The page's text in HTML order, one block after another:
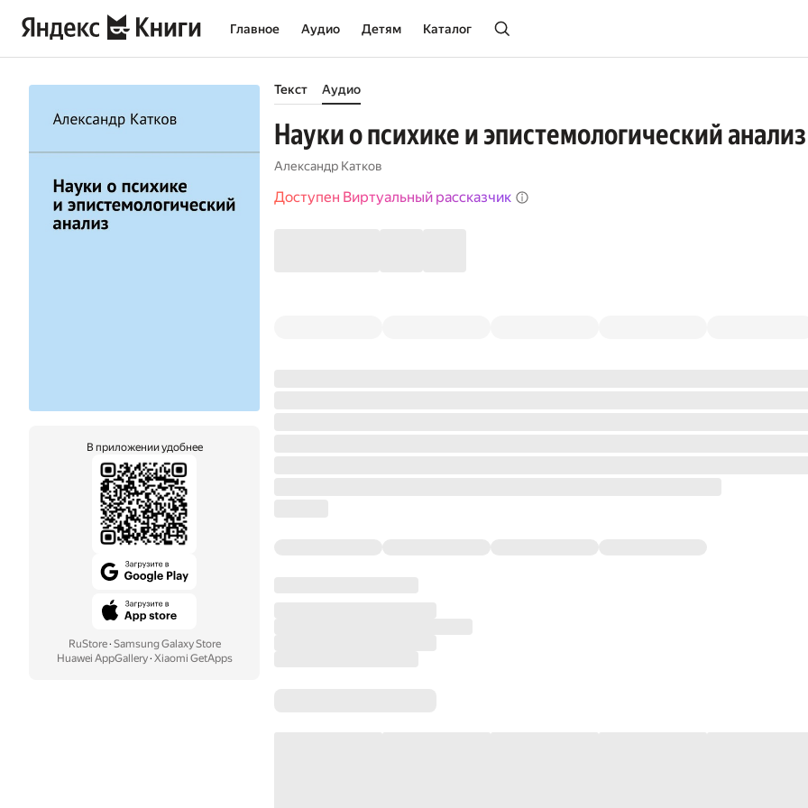
Главное Аудио Детям Каталог
В приложении удобнее
RuStore· Samsung Galaxy Store
Huawei AppGallery· Xiaomi GetApps
Текст Аудио
Науки о психике и эпистемологический анализ
Александр Катков
Доступен Виртуальный рассказчик